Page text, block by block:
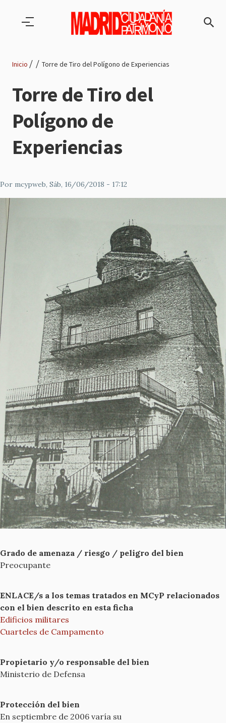
Ruta
de
navegación
Inicio Torre de Tiro del Polígono de Experiencias
Torre de Tiro del
Polígono de
Experiencias
Por mcypweb, Sáb, 16/06/2018 - 17:12
Grado de amenaza / riesgo / peligro del bien
Preocupante
ENLACE/s a los temas tratados en MCyP relacionados
con el bien descrito en esta ficha
Edificios militares
Cuarteles de Campamento
Propietario y/o responsable del bien
Ministerio de Defensa
Protección del bien
En septiembre de 2006 varía su